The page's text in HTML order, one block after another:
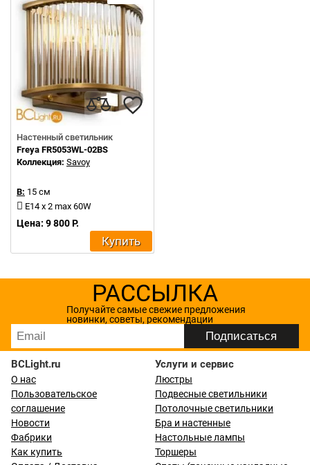
Настенный светильник
Freya FR5053WL-02BS
Коллекция: Savoy
В: 15 см
E14 x 2 max 60W
Цена: 9 800 Р.
Купить
РАССЫЛКА
Получайте самые свежие предложения
новинки, советы, рекомендации
BCLight.ru
О нас
Пользовательское
соглашение
Новости
Фабрики
Как купить
Услуги и сервис
Люстры
Подвесные светильники
Потолочные светильники
Бра и настенные
Настольные лампы
Торшеры